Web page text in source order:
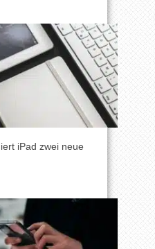
iPad zwei neue